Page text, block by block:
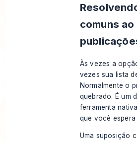
comuns
Às vezes a
vezes sua lista
Normalmente o
quebrado. É um
ferramenta
que você
Uma suposição